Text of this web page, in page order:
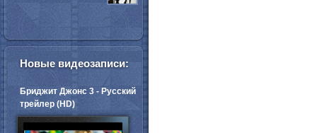
Новые видеозаписи:
Бриджит Джонс 3 - Русский
трейлер (HD)